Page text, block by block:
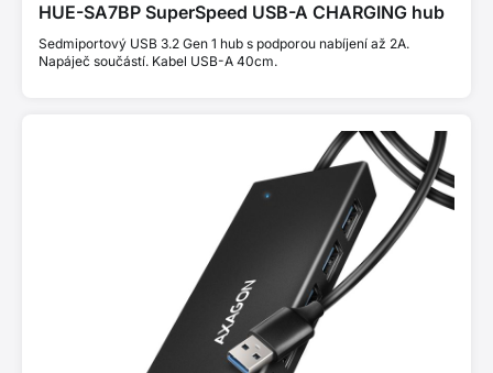
HUE-SA7BP SuperSpeed USB-A CHARGING hub
Sedmiportový USB 3.2 Gen 1 hub s podporou nabíjení až 2A.
Napáječ součástí. Kabel USB-A 40cm.